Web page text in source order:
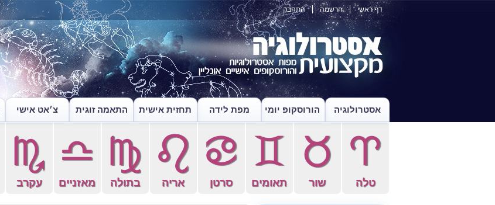
דף ראשי הרשמה התחבר
אסטרולוגיה הורוסקופ יומי מפת לידה תחזית אישית התאמה זוגית צ׳אט אישי
a
טלה
s
שור
d
תאומים
f
סרטן
g
אריה
h
בתולה
j
מאזניים
k
עקרב